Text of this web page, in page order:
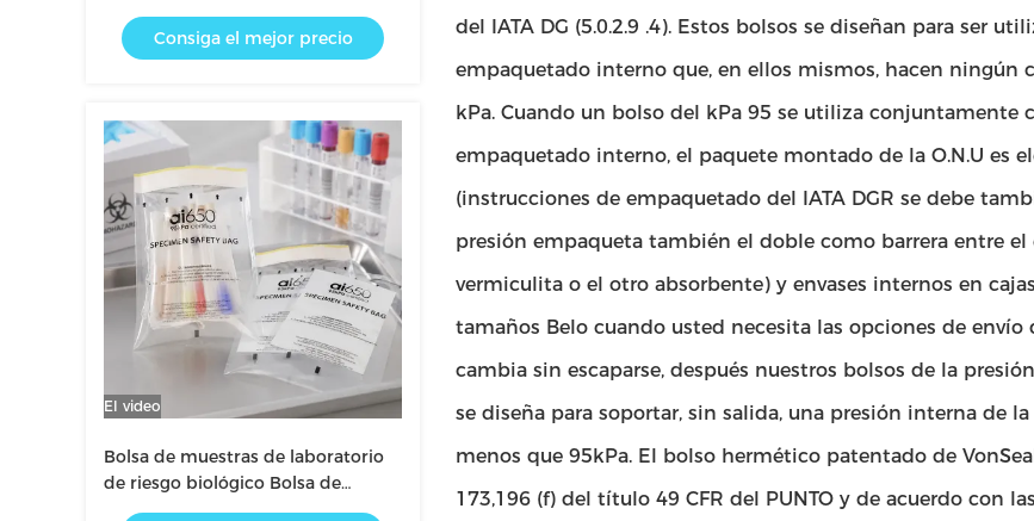
riesgos biológicos
Consiga el mejor precio
El video
Bolsa de muestras de laboratorio
de riesgo biológico Bolsa de
transporte de muestras
del IATA DG (5.0.2.9 .4). Estos bolsos se diseñan para ser
empaquetado interno que, en ellos mismos, hacen ningún
kPa. Cuando un bolso del kPa 95 se utiliza conjuntamente
empaquetado interno, el paquete montado de la O.N.U es
(instrucciones de empaquetado del IATA DGR se debe
presión empaqueta también el doble como barrera entre
vermiculita o el otro absorbente) y envases internos en
tamaños Belo cuando usted necesita las opciones de
cambia sin escaparse, después nuestros bolsos de la
se diseña para soportar, sin salida, una presión interna de
menos que 95kPa. El bolso hermético patentado de
173,196 (f) del título 49 CFR del PUNTO y de acuerdo con